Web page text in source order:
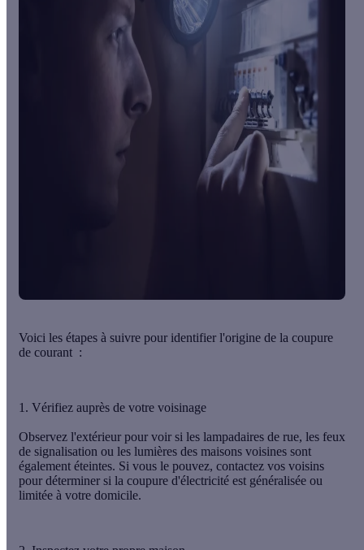
Voici les étapes à suivre pour identifier l'origine de la coupure
de courant :
1. Vérifiez auprès de votre voisinage
Observez l'extérieur pour voir si les lampadaires de rue, les feux
de signalisation ou les lumières des maisons voisines sont
également éteintes. Si vous le pouvez, contactez vos voisins
pour déterminer si la coupure d'électricité est généralisée ou
limitée à votre domicile.